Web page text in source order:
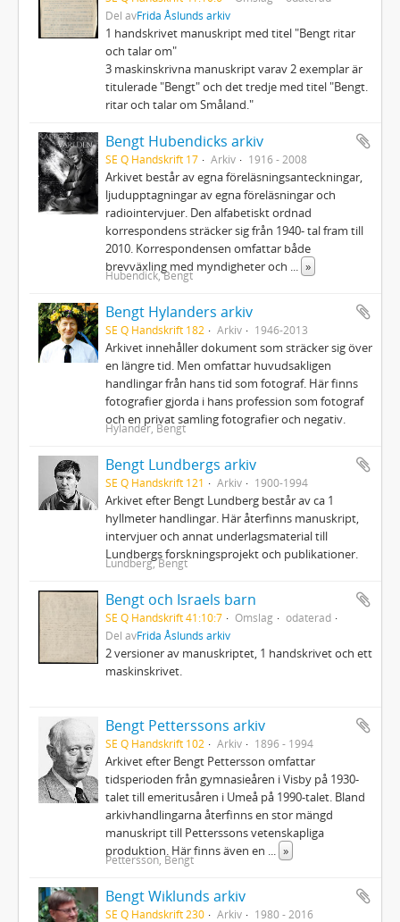
Del avFrida Åslunds arkiv
1 handskrivet manuskript med titel "Bengt ritar
och talar om"
3 maskinskrivna manuskript varav 2 exemplar är
titulerade "Bengt" och det tredje med titel "Bengt.
ritar och talar om Småland."
Bengt Hubendicks arkiv
SE Q Handskrift 17 Arkiv 1916 - 2008
Arkivet består av egna föreläsningsanteckningar,
ljudupptagningar av egna föreläsningar och
radiointervjuer. Den alfabetiskt ordnad
korrespondens sträcker sig från 1940- tal fram till
2010. Korrespondensen omfattar både
brevväxling med myndigheter och
»
Hubendick, Bengt
Bengt Hylanders arkiv
SE Q Handskrift 182 Arkiv 1946-2013
Arkivet innehåller dokument som sträcker sig över
en längre tid. Men omfattar huvudsakligen
handlingar från hans tid som fotograf. Här finns
fotografier gjorda i hans profession som fotograf
och en privat samling fotografier och negativ.
Hylander, Bengt
Bengt Lundbergs arkiv
SE Q Handskrift 121 Arkiv 1900-1994
Arkivet efter Bengt Lundberg består av ca 1
hyllmeter handlingar. Här återfinns manuskript,
intervjuer och annat underlagsmaterial till
Lundbergs forskningsprojekt och publikationer.
Lundberg, Bengt
Bengt och Israels barn
SE Q Handskrift 41:10:7 Omslag
odaterad
Del avFrida Åslunds arkiv
2 versioner av manuskriptet, 1 handskrivet och ett
maskinskrivet.
Bengt Petterssons arkiv
SE Q Handskrift 102 Arkiv 1896 - 1994
Arkivet efter Bengt Pettersson omfattar
tidsperioden från gymnasieåren i Visby på 1930-
talet till emeritusåren i Umeå på 1990-talet. Bland
arkivhandlingarna återfinns en stor mängd
manuskript till Petterssons vetenskapliga
produktion. Här finns även en
»
Pettersson, Bengt
Bengt Wiklunds arkiv
SE Q Handskrift 230 Arkiv 1980 - 2016